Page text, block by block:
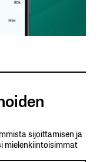
sijoittamisen ja
mielenkiintoisimmat